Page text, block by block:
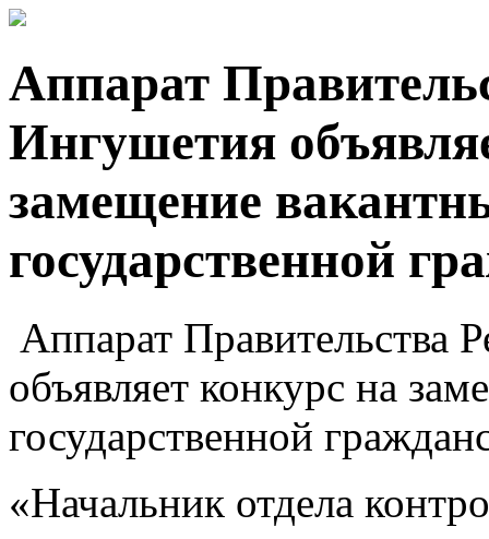
Аппарат
Ингушетия
замещение
государственной
Аппарат Правительства
объявляет конкурс на
государственной
«Начальник отдела